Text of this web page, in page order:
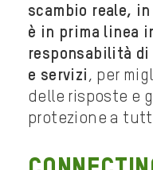
scambio reale,
è in prima linea
responsabilità
e servizi , per
delle risposte e
protezione a